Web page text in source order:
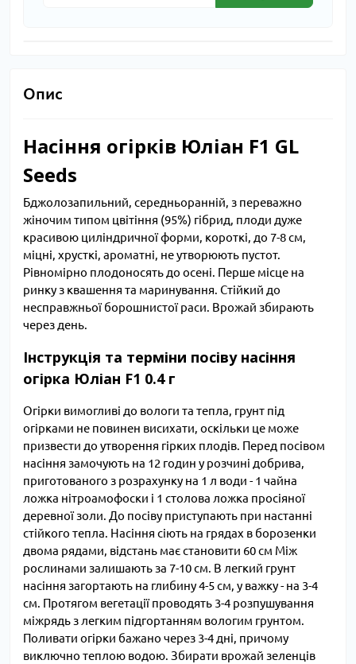
Опис
Насіння огірків Юліан F1 GL
Seeds
Бджолозапильний, середньоранній, з переважно
жіночим типом цвітіння (95%) гібрид, плоди дуже
красивою циліндричної форми, короткі, до 7-8 см,
міцні, хрусткі, ароматні, не утворюють пустот.
Рівномірно плодоносять до осені. Перше місце на
ринку з квашення та маринування. Стійкий до
несправжньої борошнистої раси. Врожай збирають
через день.
Інструкція та терміни посіву насіння
огірка Юліан F1 0.4 г
Огірки вимогливі до вологи та тепла, грунт під
огірками не повинен висихати, оскільки це може
призвести до утворення гірких плодів. Перед посівом
насіння замочують на 12 годин у розчині добрива,
приготованого з розрахунку на 1 л води - 1 чайна
ложка нітроамофоски і 1 столова ложка просіяної
деревної золи. До посіву приступають при настанні
стійкого тепла. Насіння сіють на грядах в борозенки
двома рядами, відстань має становити 60 см Між
рослинами залишають за 7-10 см. В легкий грунт
насіння загортають на глибину 4-5 см, у важку - на 3-4
см. Протягом вегетації проводять 3-4 розпушування
міжрядь з легким підгортанням вологим грунтом.
Поливати огірки бажано через 3-4 дні, причому
виключно теплою водою. Збирати врожай зеленців